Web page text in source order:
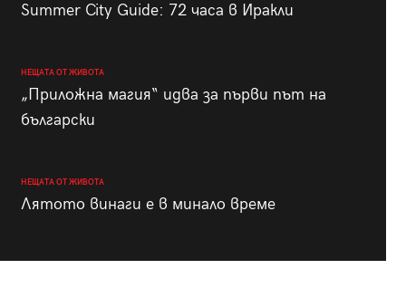
Summer City Guide: 72 часа в Иракли
НЕЩАТА ОТ ЖИВОТА
„Приложна магия“ идва за първи път на
български
НЕЩАТА ОТ ЖИВОТА
Лятото винаги е в минало време